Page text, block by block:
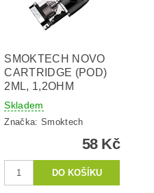
SMOKTECH NOVO
CARTRIDGE (POD)
2ML, 1,2OHM
Skladem
Značka: Smoktech
58 Kč